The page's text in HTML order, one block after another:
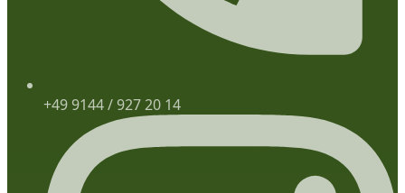
+49 9144 / 927 20 14